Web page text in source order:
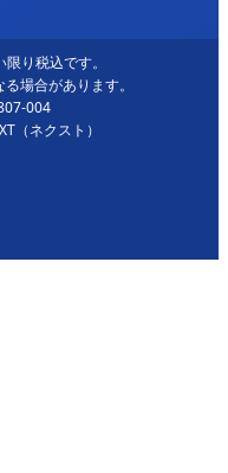
り税込です。
場合があります。
004
（ネクスト）